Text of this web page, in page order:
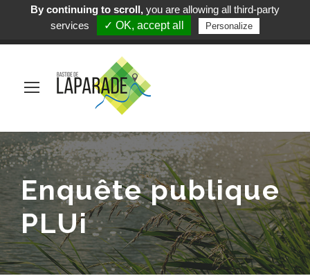
Mairie de Laparade
(+33) 5 53 84 05 19
Enquête publique
PLUi
By continuing to scroll,you are allowing all third-party
services
✓ OK, accept all Personalize